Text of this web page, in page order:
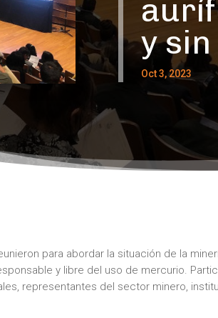
y
Oct 3, 2023
para abordar la situación de la
y libre del uso de mercurio.
representantes del sector minero,